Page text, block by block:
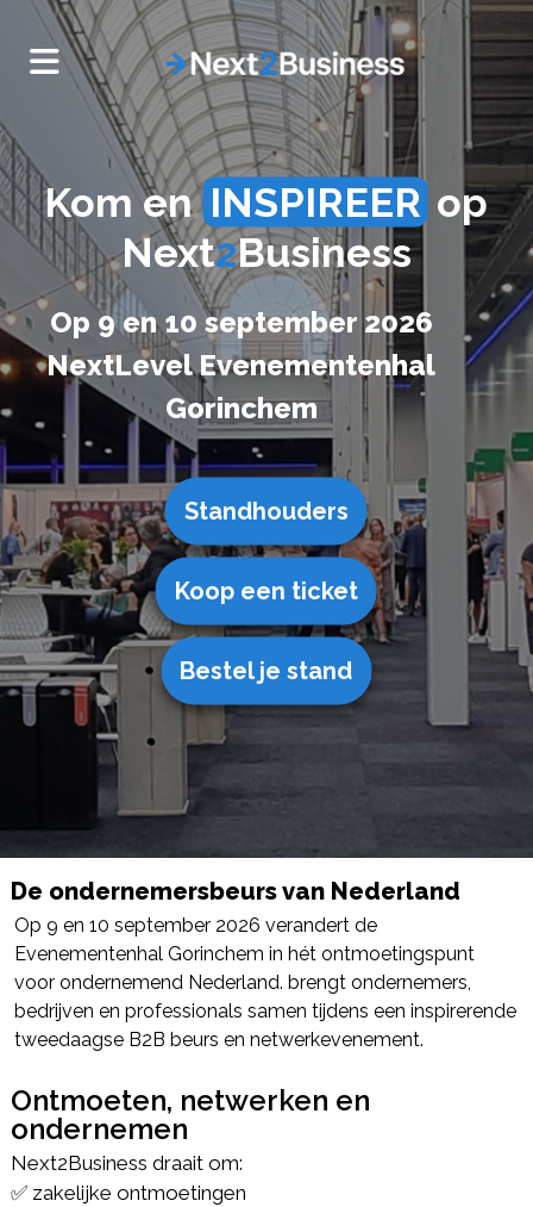
Kom en INSPIREERop
Next2Business
Op 9 en 10 september 2026
NextLevel Evenementenhal
Gorinchem
Standhouders
Koop een ticket
Bestel je stand
De ondernemersbeurs van Nederland
Op 9 en 10 september 2026 verandert de
Evenementenhal Gorinchem in hét ontmoetingspunt
voor ondernemend Nederland. brengt ondernemers,
bedrijven en professionals samen tijdens een inspirerende
tweedaagse B2B beurs en netwerkevenement.
Ontmoeten, netwerken en
ondernemen
Next2Business draait om:
✅ zakelijke ontmoetingen